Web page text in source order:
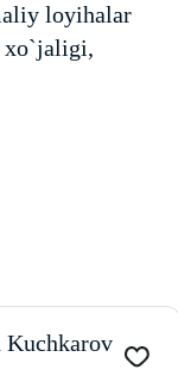
loyihalar
xo`jaligi,